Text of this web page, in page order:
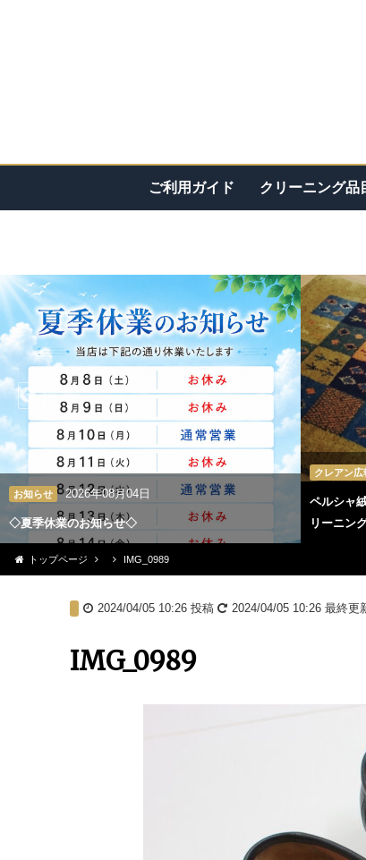
ご利用ガイド クリーニング品
お知らせ 2026年08月04日
◇夏季休業のお知らせ◇
クレアン広
ペルシャ
リーニン
<
トップページ IMG_0989
2024/04/05 10:26投稿 2024/04/05 10:26最終更
IMG_0989